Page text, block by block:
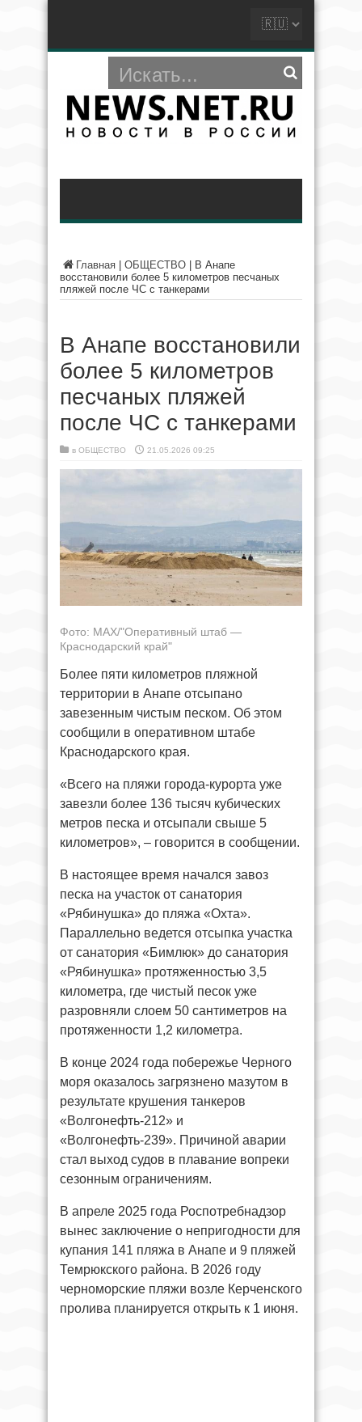
Главная ОБЩЕСТВО
В Анапе
восстановили более 5 километров песчаных
пляжей после ЧС с танкерами
В Анапе восстановили
более 5 километров
песчаных пляжей
после ЧС с танкерами
в ОБЩЕСТВО 21.05.2026 09:25
Фото: МАХ/"Оперативный штаб —
Краснодарский край"
Более пяти километров пляжной
территории в Анапе отсыпано
завезенным чистым песком. Об этом
сообщили в оперативном штабе
Краснодарского края.
«Всего на пляжи города-курорта уже
завезли более 136 тысяч кубических
метров песка и отсыпали свыше 5
километров», – говорится в сообщении.
В настоящее время начался завоз
песка на участок от санатория
«Рябинушка» до пляжа «Охта».
Параллельно ведется отсыпка участка
от санатория «Бимлюк» до санатория
«Рябинушка» протяженностью 3,5
километра, где чистый песок уже
разровняли слоем 50 сантиметров на
протяженности 1,2 километра.
В конце 2024 года побережье Черного
моря оказалось загрязнено мазутом в
результате крушения танкеров
«Волгонефть-212» и
«Волгонефть-239». Причиной аварии
стал выход судов в плавание вопреки
сезонным ограничениям.
В апреле 2025 года Роспотребнадзор
вынес заключение о непригодности для
купания 141 пляжа в Анапе и 9 пляжей
Темрюкского района. В 2026 году
черноморские пляжи возле Керченского
пролива планируется открыть к 1 июня.